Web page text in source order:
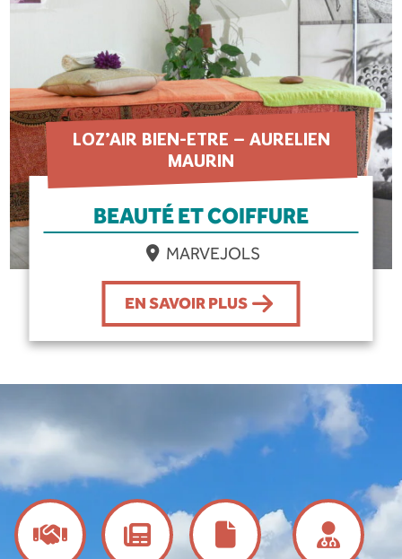
LOZ’AIR BIEN-ETRE – AURELIEN
MAURIN
BEAUTÉ ET COIFFURE
MARVEJOLS
EN SAVOIR PLUS